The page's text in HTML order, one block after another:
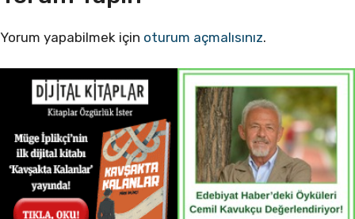
Yorum yapabilmek için oturum açmalısınız.